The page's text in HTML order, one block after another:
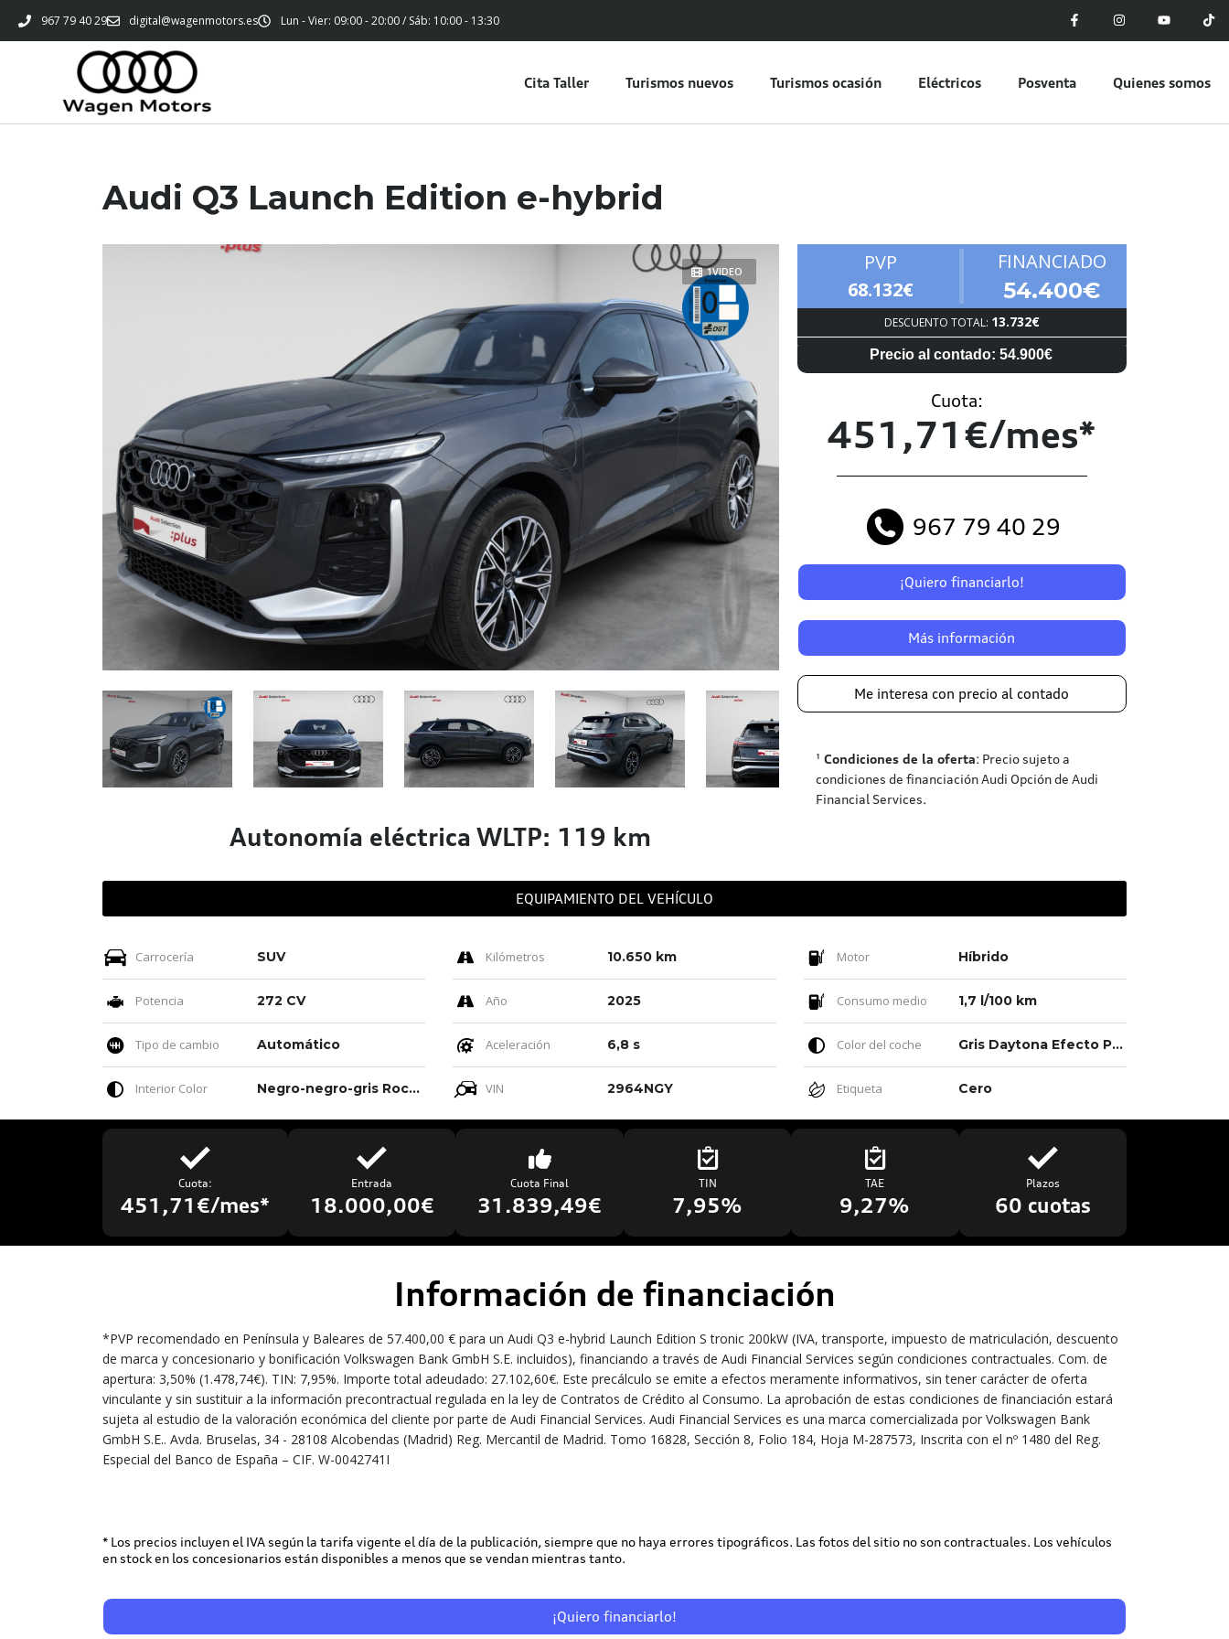
967 79 40 29 digital@wagenmotors.es Lun - Vier: 09:00 - 20:00 / Sáb: 10:00 - 13:30
Cita Taller Turismos nuevos Turismos ocasión Eléctricos Posventa Quienes somos
Audi Q3 Launch Edition e-hybrid
1VIDEO
Autonomía eléctrica WLTP: 119 km
PVP
68.132€
FINANCIADO
54.400€
DESCUENTO TOTAL: 13.732€
Precio al contado: 54.900€
Cuota:
451,71€/mes*
967 79 40 29
¡Quiero financiarlo!
Más información
Me interesa con precio al contado
¹ Condiciones de la oferta: Precio sujeto a
condiciones de financiación Audi Opción de Audi
Financial Services.
EQUIPAMIENTO DEL VEHÍCULO
Carrocería SUV Kilómetros 10.650 km Motor Híbrido
Potencia 272 CV Año 2025 Consumo medio 1,7 l/100 km
Tipo de cambio Automático Aceleración 6,8 s Color del coche Gris Daytona Efecto Perla
Interior Color Negro-negro-gris Roca/negro-negro/ Negro/negro VIN 2964NGY Etiqueta Cero
Cuota:
451,71€/mes*
Entrada
18.000,00€
Cuota Final
31.839,49€
TIN
7,95%
TAE
9,27%
Plazos
60 cuotas
Información de financiación
*PVP recomendado en Península y Baleares de 57.400,00 € para un Audi Q3 e-hybrid Launch Edition S tronic 200kW (IVA, transporte, impuesto de matriculación, descuento
de marca y concesionario y bonificación Volkswagen Bank GmbH S.E. incluidos), financiando a través de Audi Financial Services según condiciones contractuales. Com. de
apertura: 3,50% (1.478,74€). TIN: 7,95%. Importe total adeudado: 27.102,60€. Este precálculo se emite a efectos meramente informativos, sin tener carácter de oferta
vinculante y sin sustituir a la información precontractual regulada en la ley de Contratos de Crédito al Consumo. La aprobación de estas condiciones de financiación estará
sujeta al estudio de la valoración económica del cliente por parte de Audi Financial Services. Audi Financial Services es una marca comercializada por Volkswagen Bank
GmbH S.E.. Avda. Bruselas, 34 - 28108 Alcobendas (Madrid) Reg. Mercantil de Madrid. Tomo 16828, Sección 8, Folio 184, Hoja M-287573, Inscrita con el nº 1480 del Reg.
Especial del Banco de España – CIF. W-0042741I
* Los precios incluyen el IVA según la tarifa vigente el día de la publicación, siempre que no haya errores tipográficos. Las fotos del sitio no son contractuales. Los vehículos
en stock en los concesionarios están disponibles a menos que se vendan mientras tanto.
¡Quiero financiarlo!